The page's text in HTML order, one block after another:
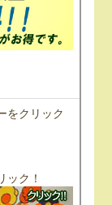
をクリック
ック！